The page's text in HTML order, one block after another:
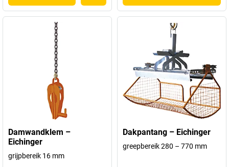
Damwandklem –
Eichinger
grijpbereik 16 mm
Dakpantang – Eichinger
greepbereik 280 – 770 mm